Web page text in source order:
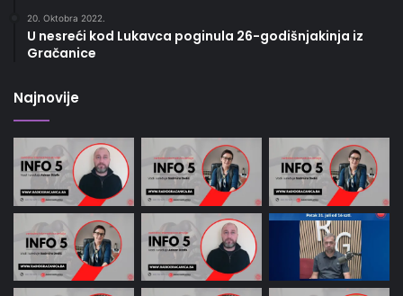
20. Oktobra 2022.
U nesreći kod Lukavca poginula 26-godišnjakinja iz
Gračanice
Najnovije